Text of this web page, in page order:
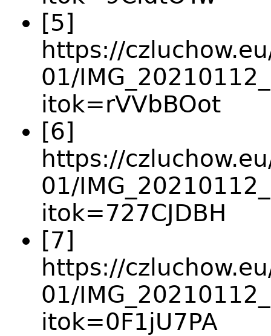
[5]
https://
01/
itok=rVVbBOot
[6]
https://
01/
itok=727CJDBH
[7]
https://
01/
itok=0F1jU7PA